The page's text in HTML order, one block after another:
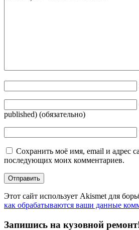
published) (обязательно)
Сохранить моё имя, email и адрес
последующих моих комментариев.
Этот сайт использует Akismet для
как обрабатываются ваши данные
Запишись на кузовной